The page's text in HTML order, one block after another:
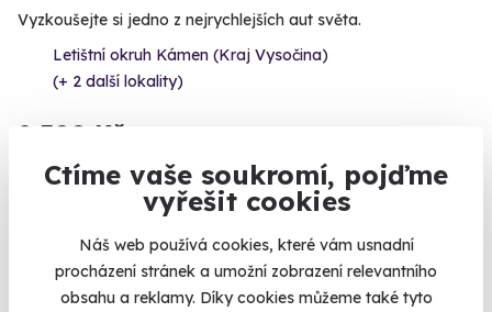
Ctíme vaše soukromí, pojďme
vyřešit cookies
Náš web používá cookies, které vám usnadní
procházení stránek a umožní zobrazení relevantního
obsahu a reklamy. Díky cookies můžeme také tyto
Vyzkoušejte si jedno z nejrychlejších aut světa.
Letištní okruh Kámen (Kraj Vysočina)
(+ 2 další lokality)
2 300 Kč
Zobrazit zážitky na mapě
Darujte letos neobyčejný dárek. Darujte zážitek.